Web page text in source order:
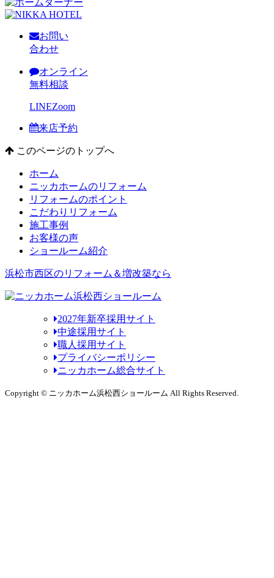
お問い
合わせ
オンライン
無料相談
LINEZoom
来店予約
このページのトップへ
ホーム
ニッカホームのリフォーム
リフォームのポイント
こだわりリフォーム
施工事例
お客様の声
ショールーム紹介
浜松市西区のリフォーム＆増改築なら
2027年新卒採用サイト
中途採用サイト
職人採用サイト
プライバシーポリシー
ニッカホーム総合サイト
Copyright © ニッカホーム浜松西ショールーム All Rights Reserved.